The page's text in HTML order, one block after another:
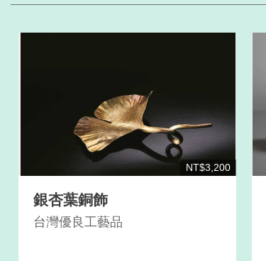
NT$3,200
銀杏葉銅飾
台灣優良工藝品